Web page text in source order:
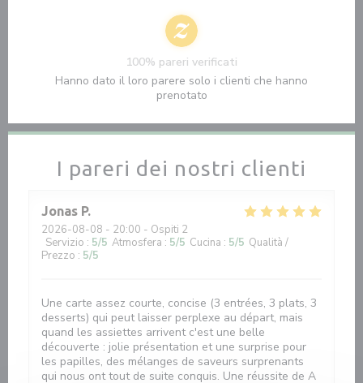
I pareri dei nostri clienti
Jonas P
2026-08-08 - 20:00 - Ospiti 2
Servizio : 5/5 Atmosfera : 5/5 Cucina : 5/5 Qualità /
Prezzo : 5/5
Une carte assez courte, concise (3 entrées, 3 plats, 3
desserts) qui peut laisser perplexe au départ, mais
quand les assiettes arrivent c'est une belle
découverte : jolie présentation et une surprise pour
les papilles, des mélanges de saveurs surprenants
qui nous ont tout de suite conquis. Une réussite de A
100% pareri verificati
Hanno dato il loro parere solo i clienti che hanno
prenotato